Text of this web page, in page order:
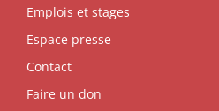
Emplois et stages
Espace presse
Contact
Faire un don